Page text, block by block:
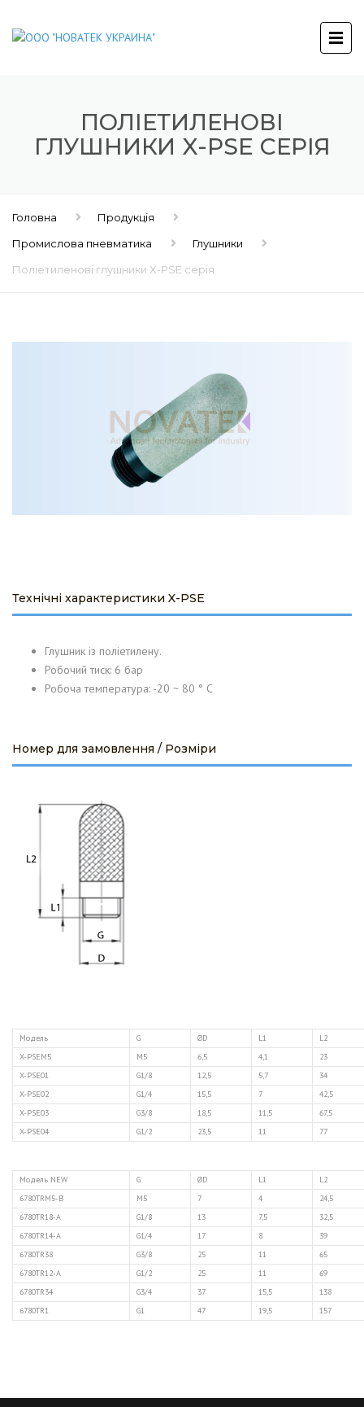
ПОЛІЕТИЛЕНОВІ
ГЛУШНИКИ X-PSE СЕРІЯ
Головна
Продукція
Промислова пневматика
Глушники
Поліетиленові глушники X-PSE серія
Технічні характеристики X-PSE
Глушник із поліетилену.
Робочий тиск: 6 бар
Робоча температура: -20 ~ 80 ° C
Номер для замовлення / Розміри
Модель G ØD L1
L2
X-PSEM5
M5 6,5 4,1
23
X-PSE01
G1/8 12,5 5,7
34
X-PSE02
G1/4 15,5 7
42,5
X-PSE03
G3/8 18,5 11,5
67,5
X-PSE04
G1/2 23,5 11 77
Модель NEW G ØD L1
L2
6780TRM5-B
M5 7 4
24,5
6780TR18-A
G1/8 13 7,5
32,5
6780TR14-A
G1/4 17 8
39
6780TR38
G3/8 25 11
65
6780TR12-A
G1/2 25 11
69
6780TR34
G3/4 37 15,5
138
6780TR1
G1 47 19,5 157